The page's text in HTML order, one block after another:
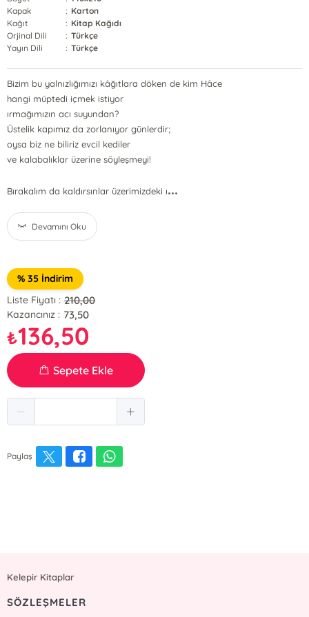
Kapak
: Karton
Kağıt
: Kitap Kağıdı
Orjinal Dili
: Türkçe
Yayın Dili
: Türkçe
Bizim bu yalnızlığımızı kâğıtlara döken de kim Hâce
hangi müptedi içmek istiyor
ırmağımızın acı suyundan?
Üstelik kapımız da zorlanıyor günlerdir;
oysa biz ne biliriz evcil kediler
ve kalabalıklar üzerine söyleşmeyi!
Bırakalım da kaldırsınlar üzerimizdeki ı...
Devamını Oku
% 35 İndirim
Liste Fiyatı : 210,00
Kazancınız : 73,50
₺136,50
Sepete Ekle
Paylaş
Kelepir Kitaplar
SÖZLEŞMELER